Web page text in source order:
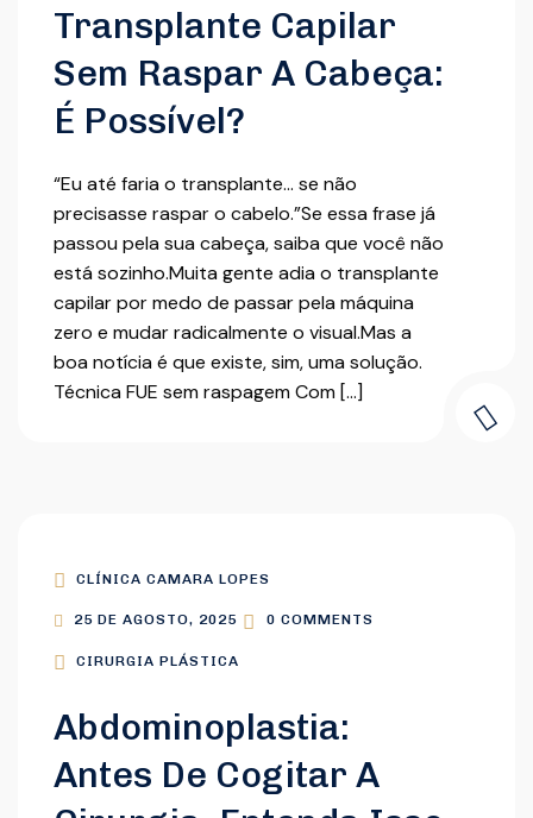
Transplante Capilar
Sem Raspar A Cabeça:
É Possível?
“Eu até faria o transplante… se não
precisasse raspar o cabelo.”Se essa frase já
passou pela sua cabeça, saiba que você não
está sozinho.Muita gente adia o transplante
capilar por medo de passar pela máquina
zero e mudar radicalmente o visual.Mas a
boa notícia é que existe, sim, uma solução.
Técnica FUE sem raspagem Com […]
CLÍNICA CAMARA LOPES
25 DE AGOSTO, 2025 0 COMMENTS
CIRURGIA PLÁSTICA
Abdominoplastia:
Antes De Cogitar A